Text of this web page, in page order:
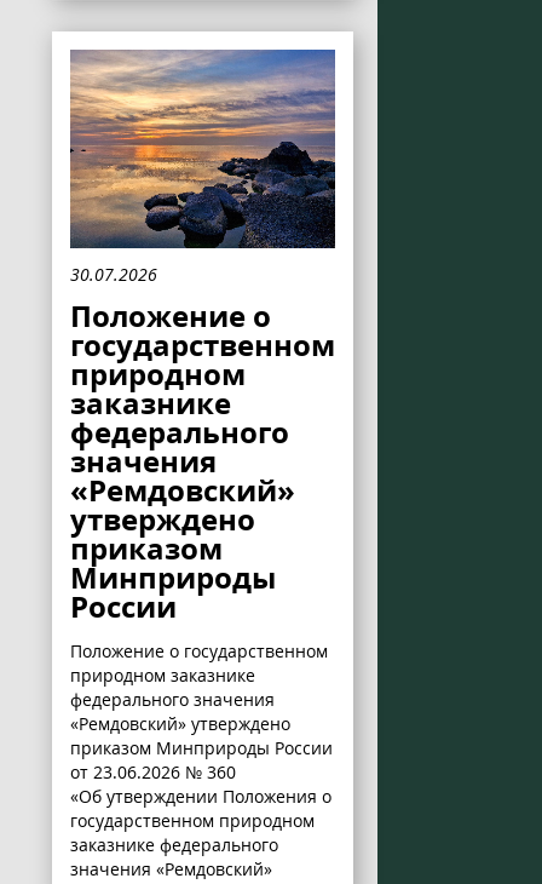
30.07.2026
Положение о
государственном
природном
заказнике
федерального
значения
«Ремдовский»
утверждено
приказом
Минприроды
России
Положение о государственном
природном заказнике
федерального значения
«Ремдовский» утверждено
приказом Минприроды России
от 23.06.2026 № 360
«Об утверждении Положения о
государственном природном
заказнике федерального
значения «Ремдовский»